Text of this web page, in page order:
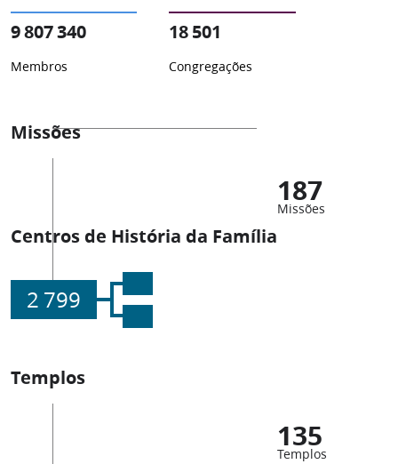
9 807 340
Membros
18 501
Congregações
Missões
187
Missões
Centros de História da Família
2 799
Templos
135
Templos